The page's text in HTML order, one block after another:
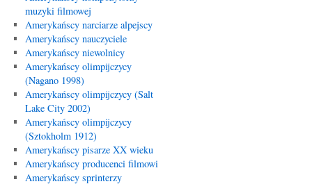
muzyki filmowej
Amerykańscy narciarze alpejscy
Amerykańscy nauczyciele
Amerykańscy niewolnicy
Amerykańscy olimpijczycy
(Nagano 1998)
Amerykańscy olimpijczycy (Salt
Lake City 2002)
Amerykańscy olimpijczycy
(Sztokholm 1912)
Amerykańscy pisarze XX wieku
Amerykańscy producenci filmowi
Amerykańscy sprinterzy